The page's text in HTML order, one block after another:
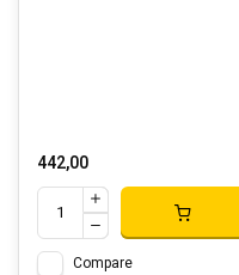
442,00
Compare